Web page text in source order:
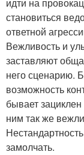
идти на
становиться
ответной
Вежливость и
заставляют
него сценарию.
возможность
бывает
ним так же
замолчать.